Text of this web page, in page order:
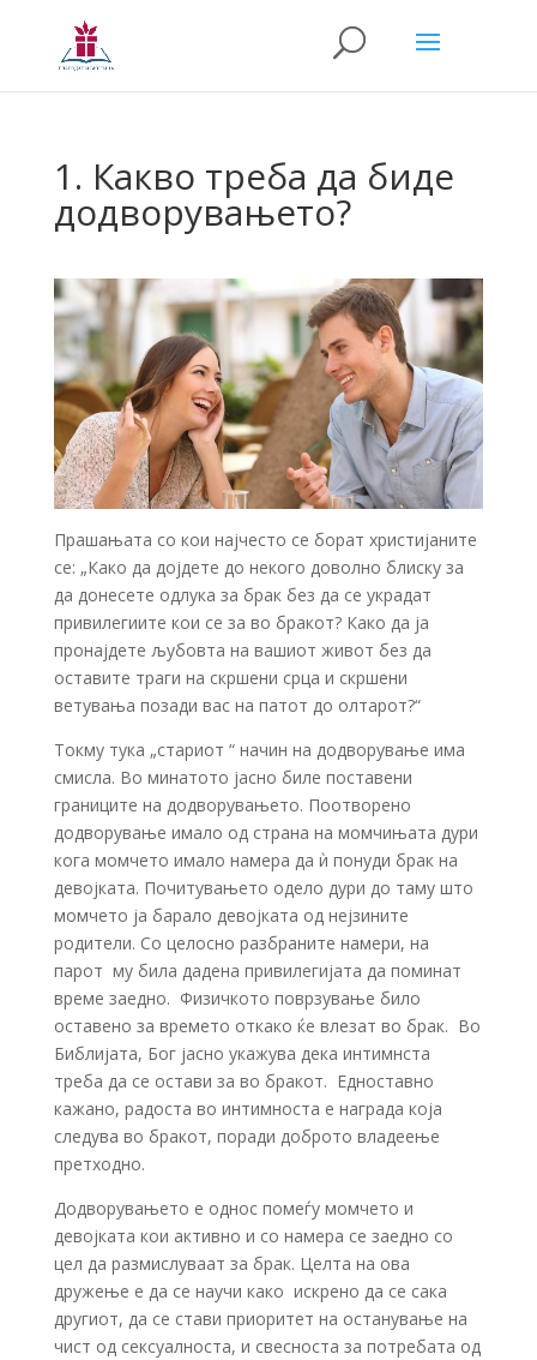
1. Какво треба да биде
додворувањето?
Прашањата со кои најчесто се борат христијаните
се: „Како да дојдете до некого доволно блиску за
да донесете одлука за брак без да се украдат
привилегиите кои се за во бракот? Како да ја
пронајдете љубовта на вашиот живот без да
оставите траги на скршени срца и скршени
ветувања позади вас на патот до олтарот?“
Токму тука „стариот “ начин на додворување има
смисла. Во минатото јасно биле поставени
границите на додворувањето. Поотворено
додворување имало од страна на момчињата дури
кога момчето имало намера да ѝ понуди брак на
девојката. Почитувањето одело дури до таму што
момчето ја барало девојката од нејзините
родители. Со целосно разбраните намери, на
парот му била дадена привилегијата да поминат
време заедно. Физичкото поврзување било
оставено за времето откако ќе влезат во брак. Во
Библијата, Бог јасно укажува дека интимнста
треба да се остави за во бракот. Едноставно
кажано, радоста во интимноста е награда која
следува во бракот, поради доброто владеење
претходно.
Додворувањето е однос помеѓу момчето и
девојката кои активно и со намера се заедно со
цел да размислуваат за брак. Целта на ова
дружење е да се научи како искрено да се сака
другиот, да се стави приоритет на останување на
чист од сексуалноста, и свесноста за потребата од